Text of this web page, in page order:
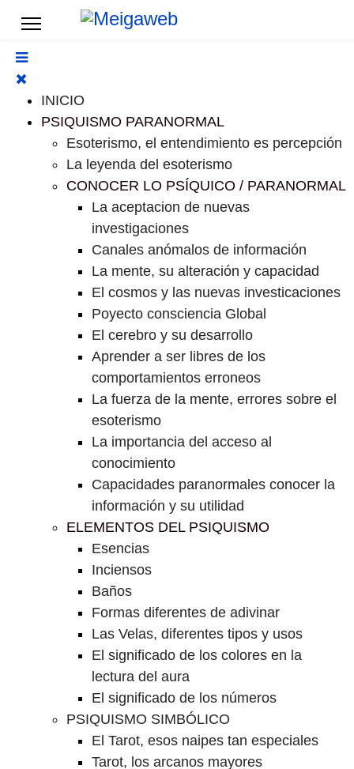
INICIO
PSIQUISMO PARANORMAL
Esoterismo, el entendimiento es percepción
La leyenda del esoterismo
CONOCER LO PSÍQUICO / PARANORMAL
La aceptacion de nuevas
investigaciones
Canales anómalos de información
La mente, su alteración y capacidad
El cosmos y las nuevas investicaciones
Poyecto consciencia Global
El cerebro y su desarrollo
Aprender a ser libres de los
comportamientos erroneos
La fuerza de la mente, errores sobre el
esoterismo
La importancia del acceso al
conocimiento
Capacidades paranormales conocer la
información y su utilidad
ELEMENTOS DEL PSIQUISMO
Esencias
Inciensos
Baños
Formas diferentes de adivinar
Las Velas, diferentes tipos y usos
El significado de los colores en la
lectura del aura
El significado de los números
PSIQUISMO SIMBÓLICO
El Tarot, esos naipes tan especiales
Tarot, los arcanos mayores